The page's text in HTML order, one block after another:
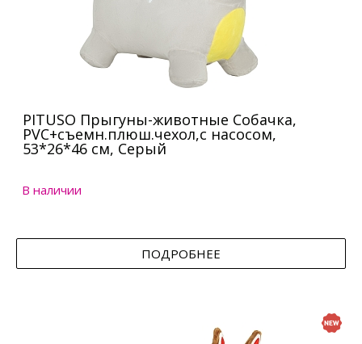
PITUSO Прыгуны-животные Собачка,
PVC+съемн.плюш.чехол,с насосом,
53*26*46 см, Серый
В наличии
ПОДРОБНЕЕ